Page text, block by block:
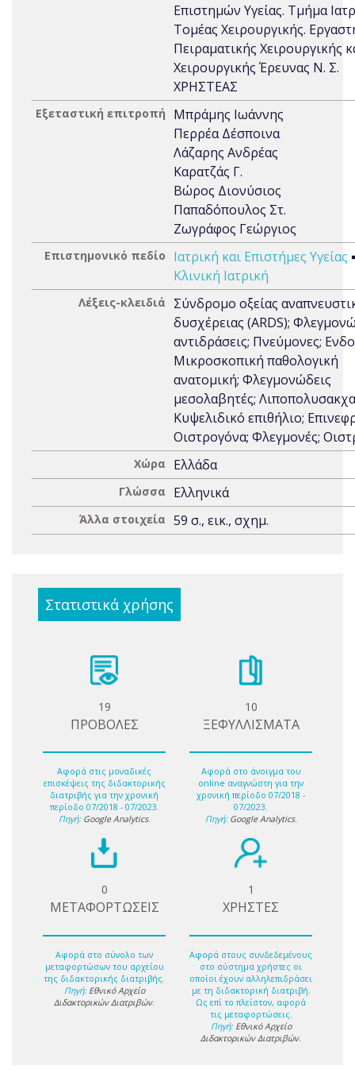
Επιστημών Υγείας. Τμήμα
Τομέας Χειρουργικής.
Πειραματικής Χειρουργικής
Χειρουργικής Έρευνας Ν. Σ.
ΧΡΗΣΤΕΑΣ
Εξεταστική επιτροπή
Μπράμης Ιωάννης
Περρέα Δέσποινα
Λάζαρης Ανδρέας
Καρατζάς Γ.
Βώρος Διονύσιος
Παπαδόπουλος Στ.
Ζωγράφος Γεώργιος
Επιστημονικό πεδίο Ιατρική και Επιστήμες Υγείας
Κλινική Ιατρική
Λέξεις-κλειδιά
Σύνδρομο οξείας
δυσχέρειας (ARDS);
αντιδράσεις; Πνεύμονες;
Μικροσκοπική παθολογική
ανατομική; Φλεγμονώδεις
μεσολαβητές;
Κυψελιδικό επιθήλιο;
Οιστρογόνα; Φλεγμονές;
Χώρα Ελλάδα
Γλώσσα Ελληνικά
Άλλα στοιχεία 59 σ., εικ., σχημ.
Στατιστικά χρήσης
19
ΠΡΟΒΟΛΕΣ
Αφορά στις μοναδικές
επισκέψεις της διδακτορικής
διατριβής για την χρονική
περίοδο 07/2018 - 07/2023.
Πηγή: Google Analytics.
10
ΞΕΦΥΛΛΙΣΜΑΤΑ
Αφορά στο άνοιγμα του
online αναγνώστη για την
χρονική περίοδο 07/2018 -
07/2023.
Πηγή: Google Analytics.
0
ΜΕΤΑΦΟΡΤΩΣΕΙΣ
Αφορά στο σύνολο των
μεταφορτώσων του αρχείου
της διδακτορικής διατριβής.
Πηγή: Εθνικό Αρχείο
Διδακτορικών Διατριβών.
1
ΧΡΗΣΤΕΣ
Αφορά στους συνδεδεμένους
στο σύστημα χρήστες οι
οποίοι έχουν αλληλεπιδράσει
με τη διδακτορική διατριβή.
Ως επί το πλείστον, αφορά
τις μεταφορτώσεις.
Πηγή: Εθνικό Αρχείο
Διδακτορικών Διατριβών.